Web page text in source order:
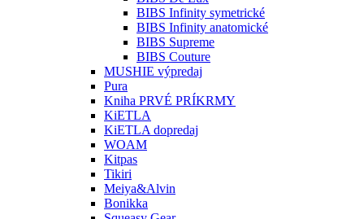
BIBS Infinity symetrické
BIBS Infinity anatomické
BIBS Supreme
BIBS Couture
MUSHIE výpredaj
Pura
Kniha PRVÉ PRÍKRMY
KiETLA
KiETLA dopredaj
WOAM
Kitpas
Tikiri
Meiya&Alvin
Bonikka